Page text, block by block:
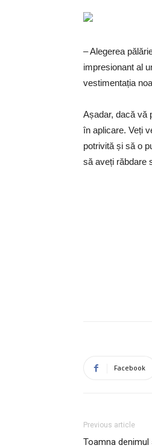
– Alegerea
impresionant al
vestimentația
Așadar, dacă vă
în aplicare. Veți
potrivită și să o
să aveți răbdare
Facebook
Previous article
Toamna